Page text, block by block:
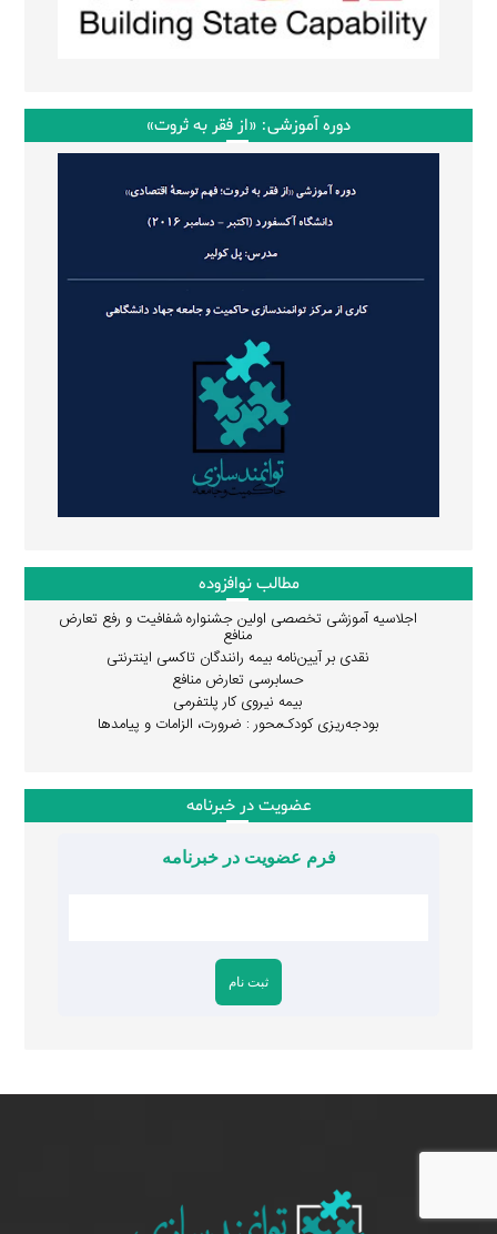
دوره آموزشی: «از فقر به ثروت»
مطالب نوافزوده
اجلاسیه آموزشی تخصصی اولین جشنواره شفافیت و رفع تعارض
منافع
نقدی بر آیین‌نامه بیمه رانندگان تاکسی اینترنتی
حسابرسی تعارض منافع
بیمه نیروی کار پلتفرمی
بودجه‌ریزی کودک‌محور : ضرورت، الزامات و پیامدها
عضویت در خبرنامه
فرم عضویت در خبرنامه